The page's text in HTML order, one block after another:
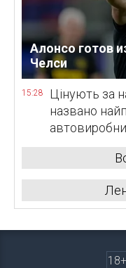
Алонсо готов
Челси
15:28
Цінують за
названо
18+